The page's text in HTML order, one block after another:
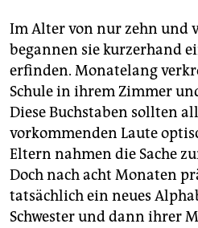
Im Alter von nur zehn und
begannen sie kurzerhand
erfinden. Monatelang
Schule in ihrem Zimmer
Diese Buchstaben sollten
vorkommenden Laute
Eltern nahmen die Sache
Doch nach acht Monaten
tatsächlich ein neues
Schwester und dann ihrer